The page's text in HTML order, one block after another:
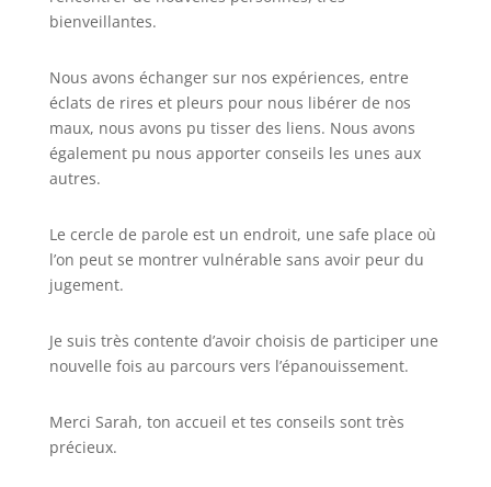
bienveillantes.
Nous avons échanger sur nos expériences, entre
éclats de rires et pleurs pour nous libérer de nos
maux, nous avons pu tisser des liens. Nous avons
également pu nous apporter conseils les unes aux
autres.
Le cercle de parole est un endroit, une safe place où
l’on peut se montrer vulnérable sans avoir peur du
jugement.
Je suis très contente d’avoir choisis de participer une
nouvelle fois au parcours vers l’épanouissement.
Merci Sarah, ton accueil et tes conseils sont très
précieux.